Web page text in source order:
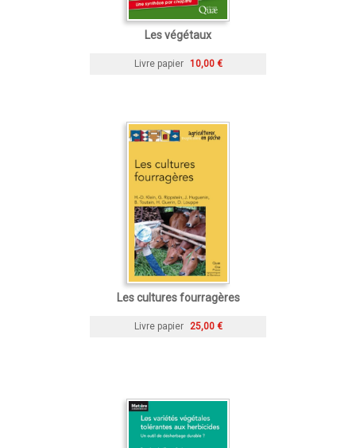
Les végétaux
Livre papier 10,00 €
Les cultures fourragères
Livre papier 25,00 €